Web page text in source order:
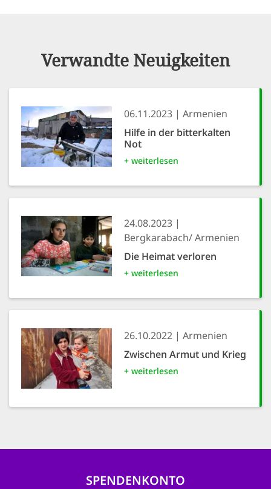
Verwandte Neuigkeiten
06.11.2023
Armenien
Hilfe in der bitterkalten
Not
+ weiterlesen
24.08.2023
Bergkarabach/ Armenien
Die Heimat verloren
+ weiterlesen
26.10.2022
Armenien
Zwischen Armut und Krieg
+ weiterlesen
SPENDENKONTO